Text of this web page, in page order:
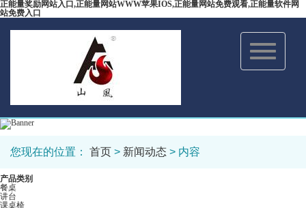
正能量奖励网站入口,正能量网站WWW苹果IOS,正能量网站免费观看,正能量软件网
站免费入口
Toggle
navigation
您现在的位置： 首页 > 新闻动态 > 内容
产品类别
餐桌
讲台
课桌椅